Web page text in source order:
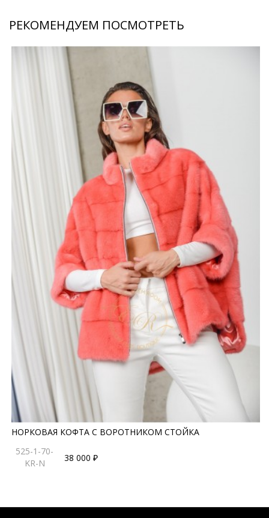
РЕКОМЕНДУЕМ ПОСМОТРЕТЬ
НОРКОВАЯ КОФТА С ВОРОТНИКОМ СТОЙКА
525-1-70-
KR-N
38 000 ₽